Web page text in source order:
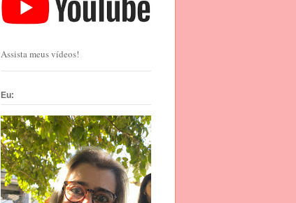
Assista meus vídeos!
Eu: